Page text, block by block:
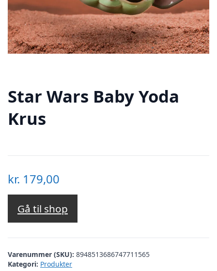
Star Wars Baby Yoda
Krus
kr. 179,00
Gå til shop
Varenummer (SKU): 8948513686747711565
Kategori: Produkter